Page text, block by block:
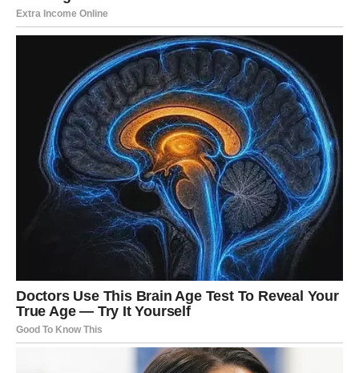
Blizanci će konačno razumjeti ponašanje osobe koja ih je
dugo zbunjivala. Jedan razgovor ili poruka razjasniće
mnogo toga i pomoći vam da donesete odluku bez
Na poslu budite pažljivi prema informacijama koje
dobijate jer bi upravo jedna od njih mogla otvoriti vrata
veoma zanimljivoj prilici. Finansije postaju stabilnije nego
u prethodnom periodu.
Rakovima dolazi emotivno olakšanje. Ono što vas je
držalo budnima i tjeralo da stalno razmišljate polako
ostaje iza vas. Shvatićete da niste izgubili ono što vam je
bilo namijenjeno, već ste napravili prostor za nešto